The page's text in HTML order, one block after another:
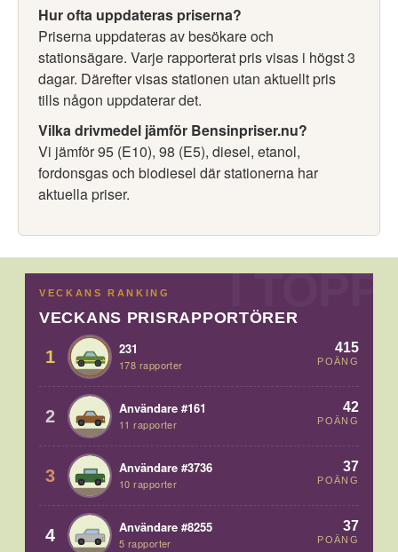
Hur ofta uppdateras priserna?
Priserna uppdateras av besökare och
stationsägare. Varje rapporterat pris visas i högst 3
dagar. Därefter visas stationen utan aktuellt pris
tills någon uppdaterar det.
Vilka drivmedel jämför Bensinpriser.nu?
Vi jämför 95 (E10), 98 (E5), diesel, etanol,
fordonsgas och biodiesel där stationerna har
aktuella priser.
VECKANS RANKING
VECKANS PRISRAPPORTÖRER
1 231
178 rapporter
415
POÄNG
2 Användare #161
11 rapporter
42
POÄNG
3 Användare #3736
10 rapporter
37
POÄNG
4 Användare #8255
5 rapporter
37
POÄNG